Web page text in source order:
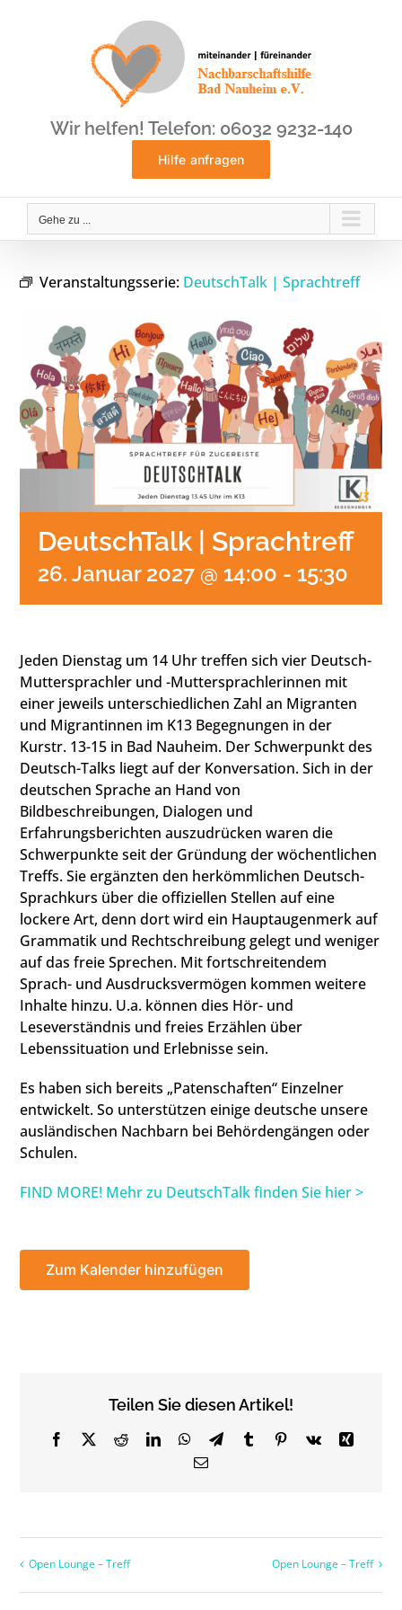
Wir helfen! Telefon: 06032 9232-140
Hilfe anfragen
Gehe zu ...
Veranstaltungsserie: DeutschTalk | Sprachtreff
DeutschTalk | Sprachtreff
26. Januar 2027 @ 14:00 - 15:30
Jeden Dienstag um 14 Uhr treffen sich vier Deutsch-
Muttersprachler und -Muttersprachlerinnen mit
einer jeweils unterschiedlichen Zahl an Migranten
und Migrantinnen im K13 Begegnungen in der
Kurstr. 13-15 in Bad Nauheim. Der Schwerpunkt des
Deutsch-Talks liegt auf der Konversation. Sich in der
deutschen Sprache an Hand von
Bildbeschreibungen, Dialogen und
Erfahrungsberichten auszudrücken waren die
Schwerpunkte seit der Gründung der wöchentlichen
Treffs. Sie ergänzten den herkömmlichen Deutsch-
Sprachkurs über die offiziellen Stellen auf eine
lockere Art, denn dort wird ein Hauptaugenmerk auf
Grammatik und Rechtschreibung gelegt und weniger
auf das freie Sprechen. Mit fortschreitendem
Sprach- und Ausdrucksvermögen kommen weitere
Inhalte hinzu. U.a. können dies Hör- und
Leseverständnis und freies Erzählen über
Lebenssituation und Erlebnisse sein.
Es haben sich bereits „Patenschaften“ Einzelner
entwickelt. So unterstützen einige deutsche unsere
ausländischen Nachbarn bei Behördengängen oder
Schulen.
FIND MORE! Mehr zu DeutschTalk finden Sie hier >
Zum Kalender hinzufügen
Teilen Sie diesen Artikel!
Facebook
X RedditLinkedInWhatsApp
TelegramTumblrPinterest
Vk
Xing
Email
Open Lounge – Treff Open Lounge – Treff